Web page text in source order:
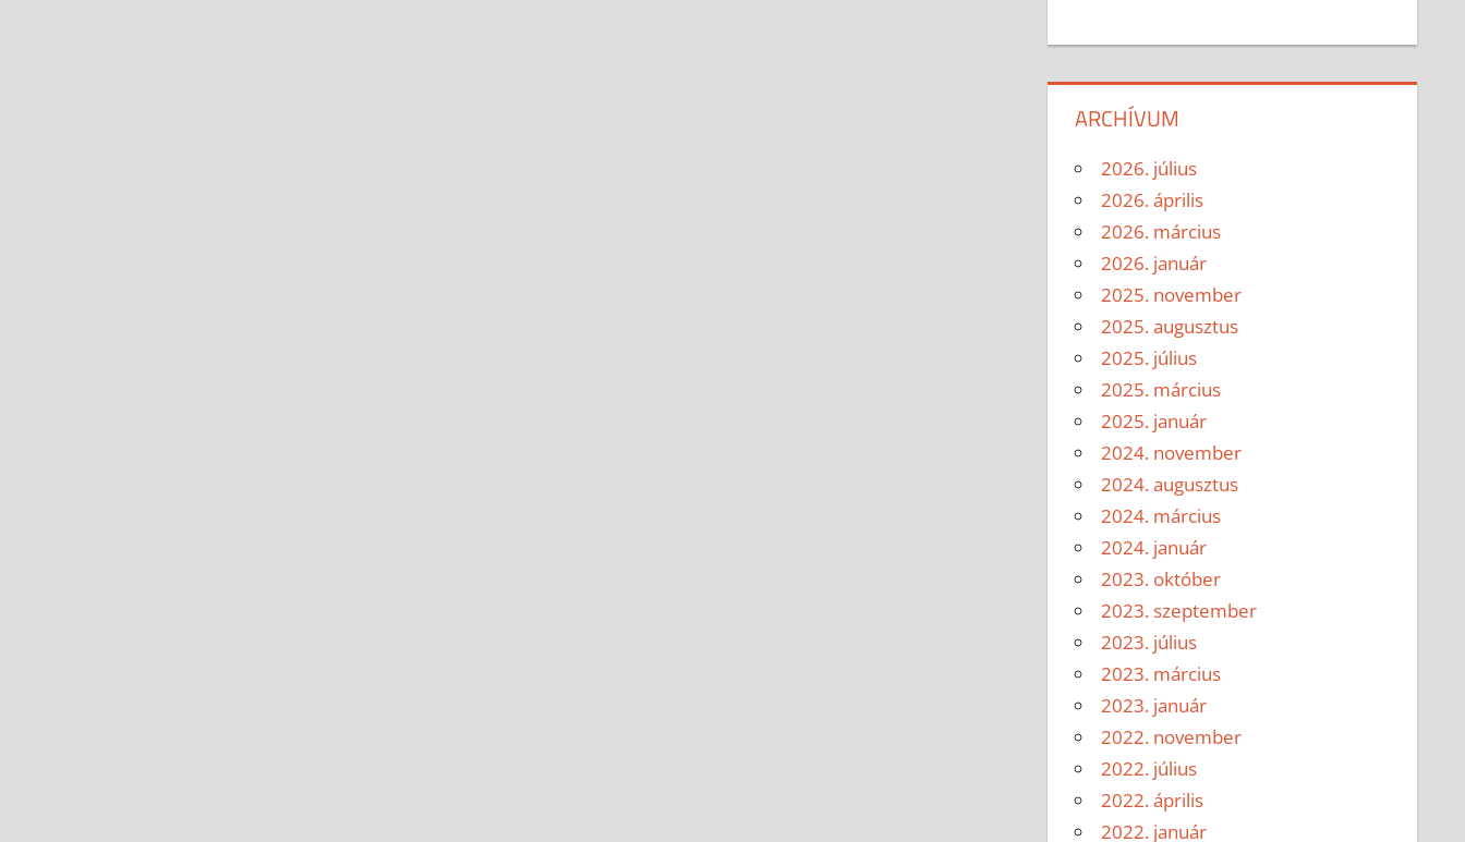
ARCHÍVUM
2026. július
2026. április
2026. március
2026. január
2025. november
2025. augusztus
2025. július
2025. március
2025. január
2024. november
2024. augusztus
2024. március
2024. január
2023. október
2023. szeptember
2023. július
2023. március
2023. január
2022. november
2022. július
2022. április
2022. január